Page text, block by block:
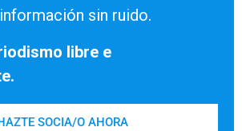
sin ruido.
libre e
SOCIA/O AHORA